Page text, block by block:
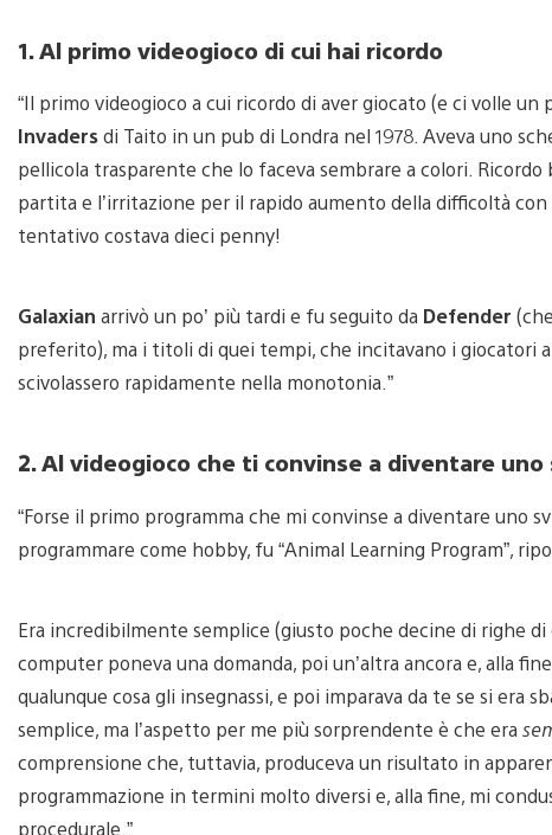
1. Al primo videogioco di cui hai ricordo
“Il primo videogioco a cui ricordo di aver giocato (e ci volle un
Invadersdi Taito in un pub di Londra nel 1978. Aveva uno
pellicola trasparente che lo faceva sembrare a colori.
partita e l’irritazione per il rapido aumento della difficoltà
tentativo costava dieci penny!
Galaxian arrivò un po’ più tardi e fu seguito da Defender
preferito), ma i titoli di quei tempi, che incitavano i giocatori
scivolassero rapidamente nella monotonia.”
2. Al videogioco che ti convinse a diventare
“Forse il primo programma che mi convinse a diventare uno
programmare come hobby, fu “Animal Learning Program”,
Era incredibilmente semplice (giusto poche decine di righe di
computer poneva una domanda, poi un’altra ancora e, alla
qualunque cosa gli insegnassi, e poi imparava da te se si era
semplice, ma l’aspetto per me più sorprendente è che era
comprensione che, tuttavia, produceva un risultato in
programmazione in termini molto diversi e, alla fine, mi
procedurale.”